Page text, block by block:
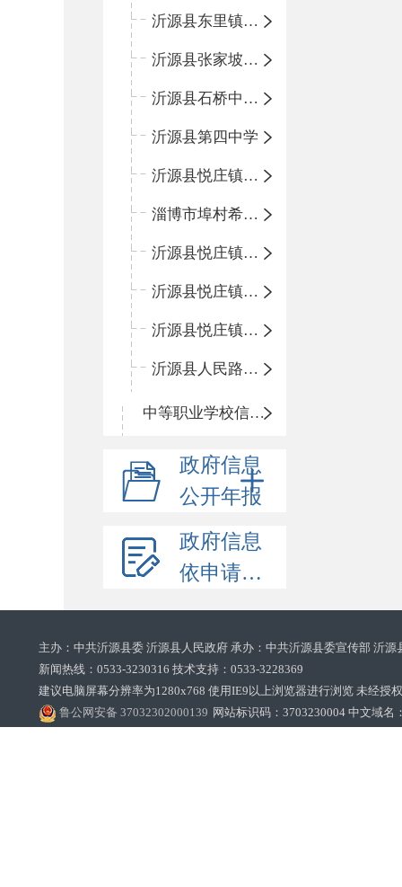
沂源县东里镇中心小学
沂源县张家坡中心学校
沂源县石桥中心学校
沂源县第四中学
沂源县悦庄镇中心小学
淄博市埠村希望小学
沂源县悦庄镇青龙山小学
沂源县悦庄镇鲍庄完小
沂源县悦庄镇赵庄小学
沂源县人民路小学
中等职业学校信息公开
政府信息
公开年报
政府信息
依申请公开
主办：中共沂源县委 沂源县人民政府 承办：中共沂源县委宣传部 沂
新闻热线：0533-3230316 技术支持：0533-3228369‌‌
建议电脑屏幕分辨率为1280x768 使用IE9以上浏览器进行浏览 未经授
鲁公网安备 37032302000139 网站标识码：3703230004 中文域名